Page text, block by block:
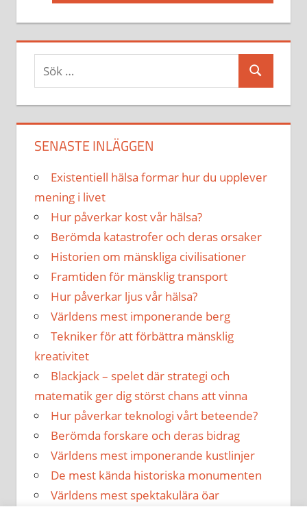
inlägg:
Sök
SENASTE INLÄGGEN
Existentiell hälsa formar hur du upplever
mening i livet
Hur påverkar kost vår hälsa?
Berömda katastrofer och deras orsaker
Historien om mänskliga civilisationer
Framtiden för mänsklig transport
Hur påverkar ljus vår hälsa?
Världens mest imponerande berg
Tekniker för att förbättra mänsklig
kreativitet
Blackjack – spelet där strategi och
matematik ger dig störst chans att vinna
Hur påverkar teknologi vårt beteende?
Berömda forskare och deras bidrag
Världens mest imponerande kustlinjer
De mest kända historiska monumenten
Världens mest spektakulära öar